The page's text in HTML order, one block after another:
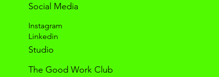
Social Media
Instagram
Linkedin
Studio
The Good Work Club